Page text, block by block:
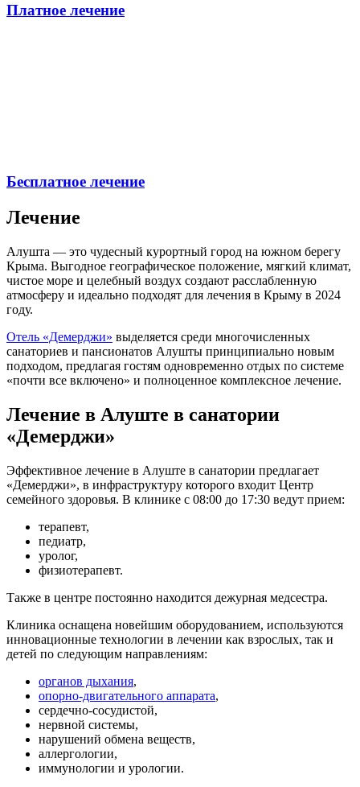
Платное лечение
Бесплатное лечение
Лечение
Алушта — это чудесный курортный город на южном берегу
Крыма. Выгодное географическое положение, мягкий климат,
чистое море и целебный воздух создают расслабленную
атмосферу и идеально подходят для лечения в Крыму в 2024
году.
Отель «Демерджи» выделяется среди многочисленных
санаториев и пансионатов Алушты принципиально новым
подходом, предлагая гостям одновременно отдых по системе
«почти все включено» и полноценное комплексное лечение.
Лечение в Алуште в санатории
«Демерджи»
Эффективное лечение в Алуште в санатории предлагает
«Демерджи», в инфраструктуру которого входит Центр
семейного здоровья. В клинике с 08:00 до 17:30 ведут прием:
терапевт,
педиатр,
уролог,
физиотерапевт.
Также в центре постоянно находится дежурная медсестра.
Клиника оснащена новейшим оборудованием, используются
инновационные технологии в лечении как взрослых, так и
детей по следующим направлениям:
органов дыхания,
опорно-двигательного аппарата,
сердечно-сосудистой,
нервной системы,
нарушений обмена веществ,
аллергологии,
иммунологии и урологии.